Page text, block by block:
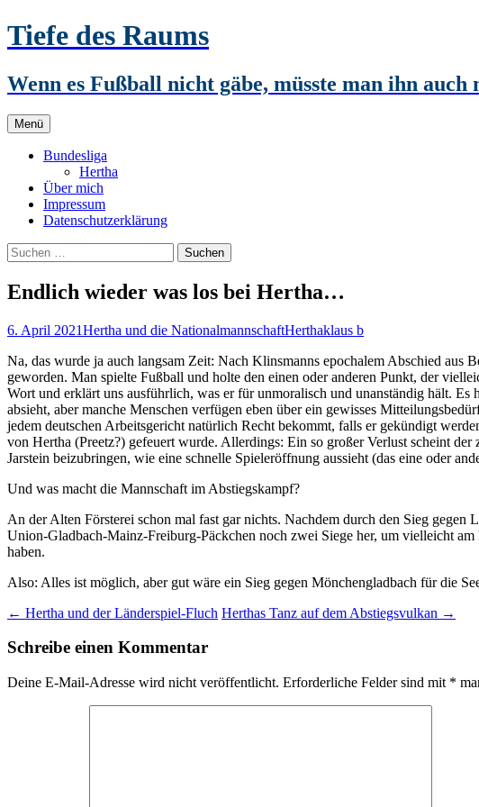
Zum
Inhalt
Tiefe des Raums
Wenn es Fußball nicht gäbe, müsste man ihn
Menü
Bundesliga
Hertha
Über mich
Impressum
Datenschutzerklärung
Suchen
nach:
Endlich wieder was los bei Hertha…
6. April 2021Hertha und die NationalmannschaftHerthaklaus b
Na, das wurde ja auch langsam Zeit: Nach Klinsmanns epochalem Abschied aus
geworden. Man spielte Fußball und holte den einen oder anderen Punkt, der
Wort und erklärt uns ausführlich, was er für unmoralisch und unanständig hält.
absieht, aber manche Menschen verfügen eben über ein gewisses
jedem deutschen Arbeitsgericht natürlich Recht bekommt, falls er gekündigt
von Hertha (Preetz?) gefeuert wurde. Allerdings: Ein so großer Verlust scheint
Jarstein beizubringen, wie eine schnelle Spieleröffnung aussieht (das eine oder
Und was macht die Mannschaft im Abstiegskampf?
An der Alten Försterei schon mal fast gar nichts. Nachdem durch den Sieg
Union-Gladbach-Mainz-Freiburg-Päckchen noch zwei Siege her, um vielleicht
haben.
Also: Alles ist möglich, aber gut wäre ein Sieg gegen Mönchengladbach für die
Beitragsnavigation
← Hertha und der Länderspiel-Fluch Herthas Tanz auf dem Abstiegsvulkan →
Schreibe einen Kommentar
Deine E-Mail-Adresse wird nicht veröffentlicht. Erforderliche Felder sind mit *